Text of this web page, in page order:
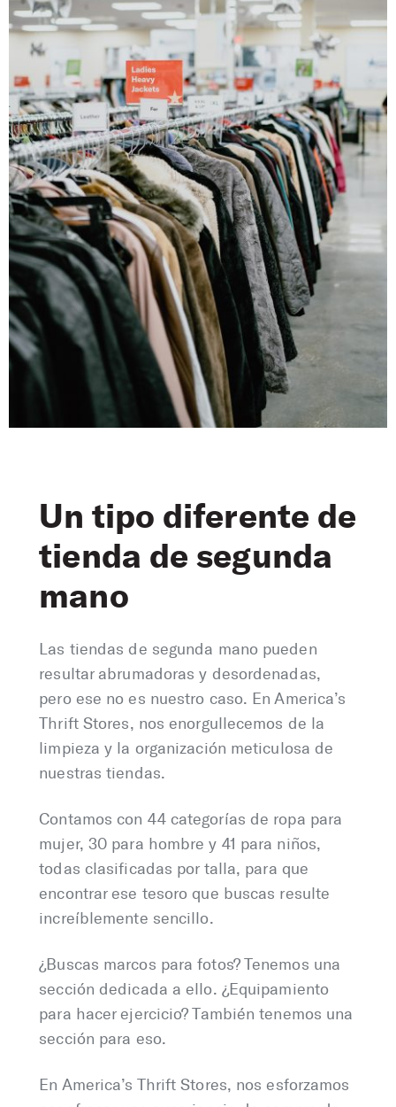
Un tipo diferente de
tienda de segunda
mano
Las tiendas de segunda mano pueden
resultar abrumadoras y desordenadas,
pero ese no es nuestro caso. En America’s
Thrift Stores, nos enorgullecemos de la
limpieza y la organización meticulosa de
nuestras tiendas.
Contamos con 44 categorías de ropa para
mujer, 30 para hombre y 41 para niños,
todas clasificadas por talla, para que
encontrar ese tesoro que buscas resulte
increíblemente sencillo.
¿Buscas marcos para fotos? Tenemos una
sección dedicada a ello. ¿Equipamiento
para hacer ejercicio? También tenemos una
sección para eso.
En America’s Thrift Stores, nos esforzamos